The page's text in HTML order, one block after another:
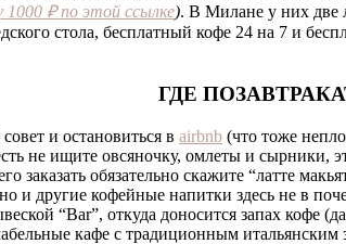
1000 ₽ по этой ссылке). В Милане у них две
стола, бесплатный кофе 24 на 7 и
ГДЕ
и остановиться в airbnb (что тоже
не ищите овсяночку, омлеты и сырники,
обязательно скажите “латте
и другие кофейные напитки здесь не в
“Bar”, откуда доносится запах кофе
кафе с традиционным итальянским